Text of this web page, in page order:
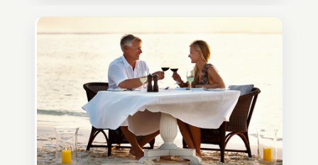
и спокойно доехать до курорта.